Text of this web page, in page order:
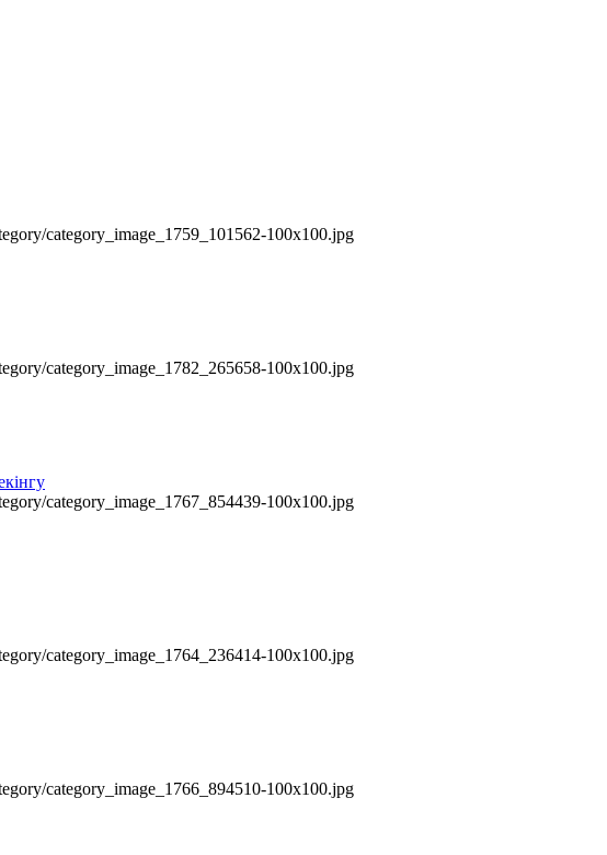
category_image_1759_101562-100x100.jpg
category_image_1782_265658-100x100.jpg
category_image_1767_854439-100x100.jpg
category_image_1764_236414-100x100.jpg
category_image_1766_894510-100x100.jpg